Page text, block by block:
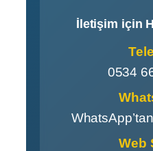
İletişim için
0534
Web